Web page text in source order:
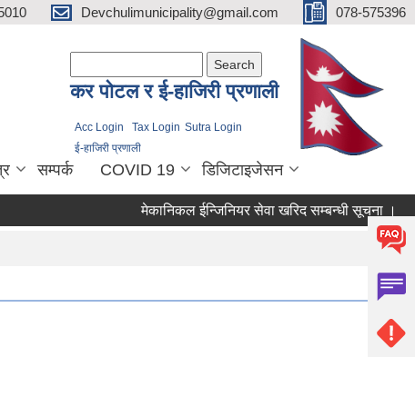
Devchulimunicipality@gmail.com 078-575396
कर पाेटल र ई-हाजिरी प्रणाली
Acc Login Tax Login Sutra Login
ई-हाजिरी प्रणाली
सम्पर्क COVID 19 डिजिटाइजेसन
मेकानिकल ईन्जिनियर सेवा खरिद सम्बन्धी सूचना ।